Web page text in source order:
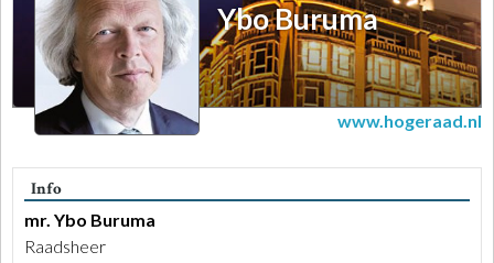
Ybo Buruma
www.hogeraad.nl
Info
mr. Ybo Buruma
Raadsheer